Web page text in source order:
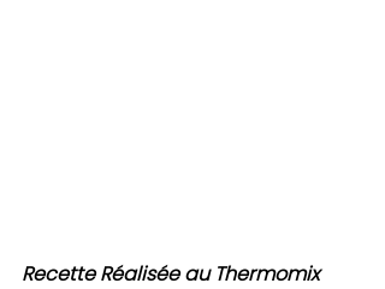
Recette Réalisée au Thermomix